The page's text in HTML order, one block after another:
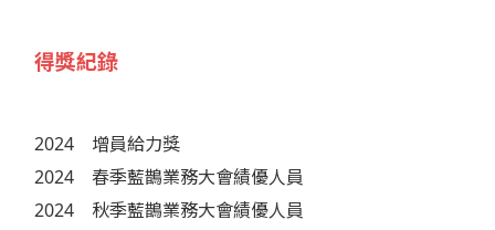
得獎紀錄
2024
增員給力獎
2024
春季藍鵲業務大會績優人員
2024
秋季藍鵲業務大會績優人員